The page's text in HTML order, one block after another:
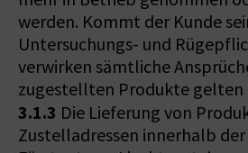
werden. Kommt der Kunde
Untersuchungs- und
verwirken sämtliche
zugestellten Produkte gelten
3.1.3 Die Lieferung von
Zustelladressen innerhalb der